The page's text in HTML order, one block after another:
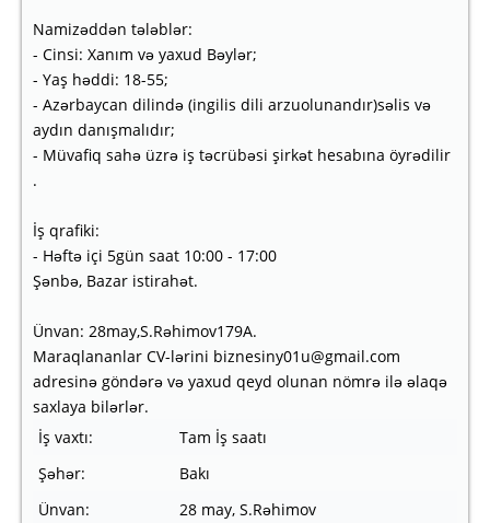
Namizəddən tələblər:
- Cinsi: Xanım və yaxud Bəylər;
- Yaş həddi: 18-55;
- Azərbaycan dilində (ingilis dili arzuolunandır)səlis və
aydın danışmalıdır;
- Müvafiq sahə üzrə iş təcrübəsi şirkət hesabına öyrədilir
.
İş qrafiki:
- Həftə içi 5gün saat 10:00 - 17:00
Şənbə, Bazar istirahət.
Ünvan: 28may,S.Rəhimov179A.
Maraqlananlar CV-lərini biznesiny01u@gmail.com
adresinə göndərə və yaxud qeyd olunan nömrə ilə əlaqə
saxlaya bilərlər.
İş vaxtı:
Tam İş saatı
Şəhər:
Bakı
Ünvan:
28 may, S.Rəhimov